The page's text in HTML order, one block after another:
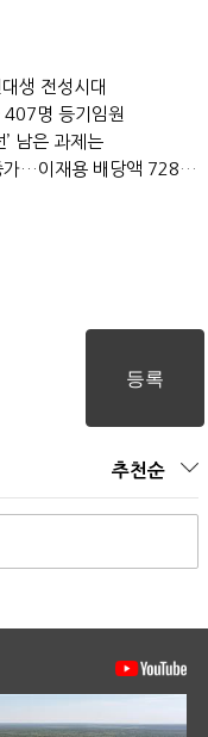
생 전성시대
407명 등기임원
남은 과제는
상법개정 후 상반기 배당기업 48% 증가…이재용 배당액 728억 1위
추천순